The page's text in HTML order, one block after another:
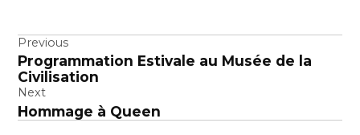
Navigation
de
l’article
Previous
Programmation Estivale au Musée de la
Civilisation
Next
Hommage à Queen